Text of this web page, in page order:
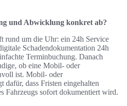
und Abwicklung konkret ab?
rund um die Uhr: ein 24h Service
Schadendokumentation 24h
Terminbuchung. Danach
ob eine Mobil- oder
ist. Mobil- oder
dafür, dass Fristen eingehalten
Fahrzeugs sofort dokumentiert wird.